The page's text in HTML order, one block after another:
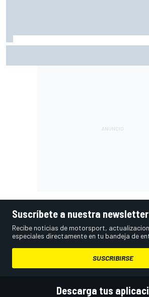
Suscríbete a nuestra newsletter
Recibe noticias de motorsport,
especiales directamente en tu bandeja de
SUSCRIBIRSE
Descarga tus